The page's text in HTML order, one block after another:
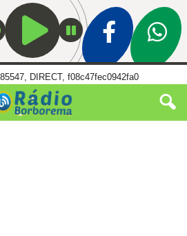
DIRECT, f08c47fec0942fa0